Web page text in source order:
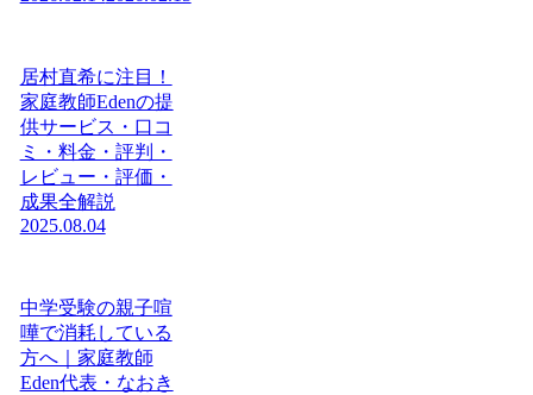
居村直希に注目！
家庭教師Edenの提
供サービス・口コ
ミ・料金・評判・
レビュー・評価・
成果全解説
2025.08.04
中学受験の親子喧
嘩で消耗している
方へ｜家庭教師
Eden代表・なおき